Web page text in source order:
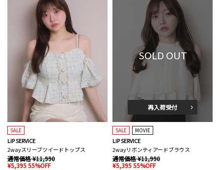
SALE
LIP SERVICE
2wayスリーブツイードトップス
通常価格 ¥11,990
¥5,395 55%OFF
SOLD OUT
再入荷受付
SALE MOVIE
LIP SERVICE
2wayリボンティアードブラウス
通常価格 ¥11,990
¥5,395 55%OFF